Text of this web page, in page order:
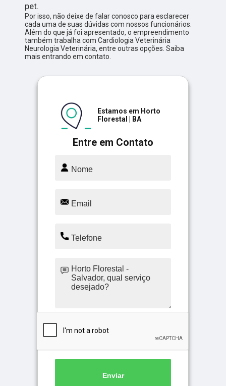
pet.
Por isso, não deixe de falar conosco para esclarecer
cada uma de suas dúvidas com nossos funcionários.
Além do que já foi apresentado, o empreendimento
também trabalha com Cardiologia Veterinária
Neurologia Veterinária, entre outras opções. Saiba
mais entrando em contato.
Entre em Contato
Estamos em Horto
Florestal | BA
Enviar